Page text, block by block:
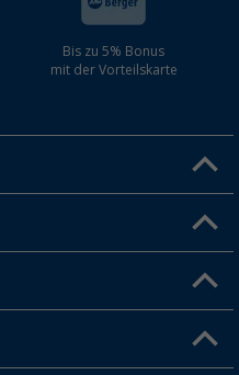
Bis zu 5% Bonus
mit der Vorteilskarte